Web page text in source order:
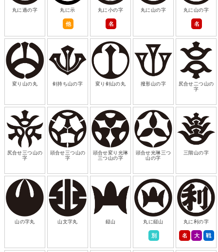
丸に過の字 丸に示
他
丸に小の字
名
丸に山の字 丸に山の字
名
変り山の丸 剣持ち山の字 変り剣山の丸 撥形山の字
尻合せ二つ山の
字
尻合せ三つ山の
字
頭合せ三つ山の
字
頭合せ変り光琳
三つ山の字
頭合せ光琳三つ
山の字
三階山の字
山の字丸 山文字丸 鎹山 丸に鎹山
別
丸に利の字
名 大 戦